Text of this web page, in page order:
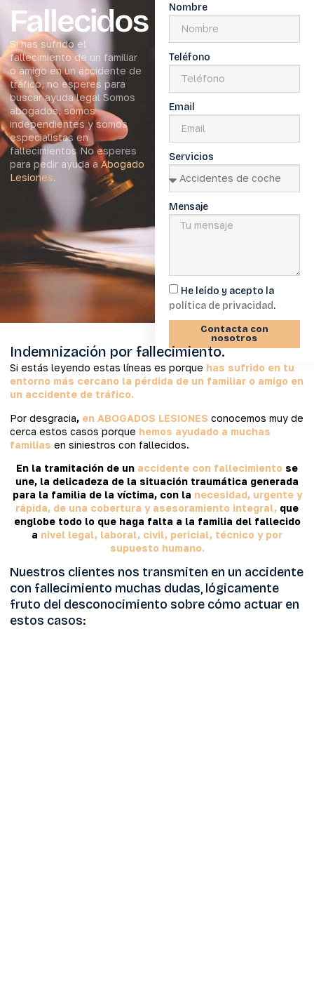
Fallecidos
Si has sufrido el
fallecimiento de un familiar
o amigo en un accidente de
tráfico, no esperes para
buscar ayuda legal Somos
abogados, somos
independientes y somos
especialistas en
fallecimientos No esperes
para pedir ayuda aAbogado
Lesiones.
Nombre
Teléfono
Email
Servicios
Mensaje
He leído y acepto la
política de privacidad.
Contacta con
nosotros
Indemnización por fallecimiento.
Si estás leyendo estas líneas es porque has sufrido en tu
entorno más cercano la pérdida de un familiar o amigo en
un accidente de tráfico.
Por desgracia, en ABOGADOS LESIONES conocemos muy de
cerca estos casos porque hemos ayudado a muchas
familias en siniestros con fallecidos.
En la tramitación de un accidente con fallecimiento se
une, la delicadeza de la situación traumática generada
para la familia de la víctima, con la necesidad, urgente y
rápida, de una cobertura y asesoramiento integral, que
englobe todo lo que haga falta a la familia del fallecido
a nivel legal, laboral, civil, pericial, técnico y por
supuesto humano.
Nuestros clientes nos transmiten en un accidente
con fallecimiento muchas dudas, lógicamente
fruto del desconocimiento sobre cómo actuar en
estos casos: